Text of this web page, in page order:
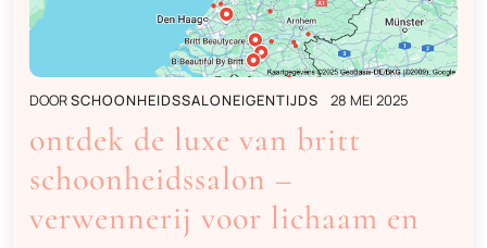
DOORSCHOONHEIDSSALONEIGENTIJDS 28 MEI 2025
ontdek de luxe van britt
schoonheidssalon –
verwennerij voor lichaam en